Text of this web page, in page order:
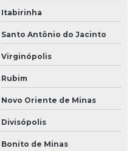
Itabirinha
Santo Antônio do Jacinto
Virginópolis
Rubim
Novo Oriente de Minas
Divisópolis
Bonito de Minas